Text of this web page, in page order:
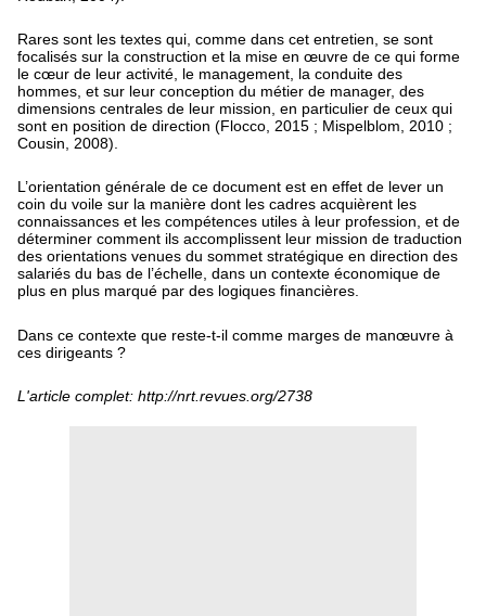
Rares sont les textes qui, comme dans cet entretien, se sont
focalisés sur la construction et la mise en œuvre de ce qui forme
le cœur de leur activité, le management, la conduite des
hommes, et sur leur conception du métier de manager, des
dimensions centrales de leur mission, en particulier de ceux qui
sont en position de direction (Flocco, 2015 ; Mispelblom, 2010 ;
Cousin, 2008).
L’orientation générale de ce document est en effet de lever un
coin du voile sur la manière dont les cadres acquièrent les
connaissances et les compétences utiles à leur profession, et de
déterminer comment ils accomplissent leur mission de traduction
des orientations venues du sommet stratégique en direction des
salariés du bas de l’échelle, dans un contexte économique de
plus en plus marqué par des logiques financières.
Dans ce contexte que reste-t-il comme marges de manœuvre à
ces dirigeants ?
L'article complet: http://nrt.revues.org/2738